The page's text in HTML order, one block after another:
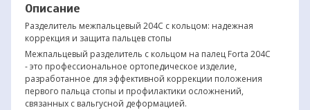
Описание
Разделитель межпальцевый 204С с кольцом: надежная
коррекция и защита пальцев стопы
Межпальцевый разделитель с кольцом на палец Forta 204С
- это профессиональное ортопедическое изделие,
разработанное для эффективной коррекции положения
первого пальца стопы и профилактики осложнений,
связанных с вальгусной деформацией.